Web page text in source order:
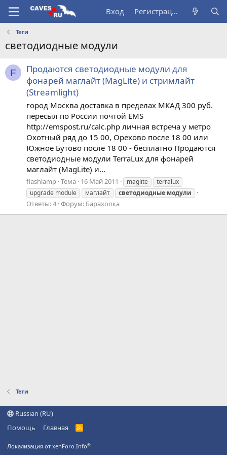
Вход Регистрация
Теги
светодиодные модули
F
Продаются светодиодные модули для
фонарей маглайт (MagLite) и стримлайт
(Streamlight)
город Москва доставка в пределах МКАД 300 руб.
пересыл по России почтой EMS
http://emspost.ru/calc.php личная встреча у метро
Охотный ряд до 15 00, Орехово после 18 00 или
Южное Бутово после 18 00 - бесплатно Продаются
светодиодные модули TerraLux для фонарей
маглайт (MagLite) и...
flashlamp Тема 16 Май 2011 maglite
terralux
upgrade module
маглайт светодиодные модули
Ответы: 4 Форум: Барахолка
Теги
Russian (RU)
Помощь
Главная
R
Локализация от xenForo.Info®